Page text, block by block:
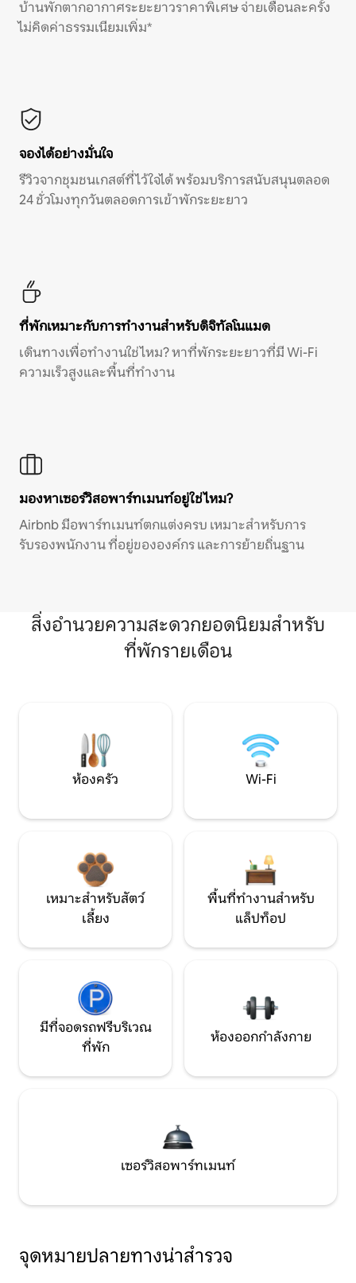
บ้านพักตากอากาศระยะยาวราคาพิเศษ จ่ายเดือนละครั้ง
ไม่คิดค่าธรรมเนียมเพิ่ม*
จองได้อย่างมั่นใจ
รีวิวจากชุมชนเกสต์ที่ไว้ใจได้ พร้อมบริการสนับสนุนตลอด
24 ชั่วโมงทุกวันตลอดการเข้าพักระยะยาว
ที่พักเหมาะกับการทำงานสำหรับดิจิทัลโนแมด
เดินทางเพื่อทำงานใช่ไหม? หาที่พักระยะยาวที่มี Wi-Fi
ความเร็วสูงและพื้นที่ทำงาน
มองหาเซอร์วิสอพาร์ทเมนท์อยู่ใช่ไหม?
Airbnb มีอพาร์ทเมนท์ตกแต่งครบ เหมาะสำหรับการ
รับรองพนักงาน ที่อยู่ขององค์กร และการย้ายถิ่นฐาน
สิ่งอำนวยความสะดวกยอดนิยมสำหรับ
ที่พักรายเดือน
ห้องครัว Wi-Fi
เหมาะสำหรับสัตว์
เลี้ยง
พื้นที่ทำงานสำหรับ
แล็ปท็อป
มีที่จอดรถฟรีบริเวณ
ที่พัก
ห้องออกกำลังกาย
เซอร์วิสอพาร์ทเมนท์
จุดหมายปลายทางน่าสำรวจ